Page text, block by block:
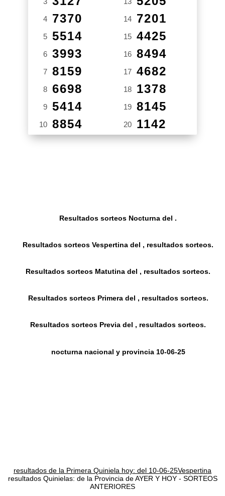
4 7370
5 5514
6 3993
7 8159
8 6698
9 5414
10 8854
14 7201
15 4425
16 8494
17 4682
18 1378
19 8145
20 1142
Resultados sorteos Nocturna del .
Resultados sorteos Vespertina del , resultados sorteos.
Resultados sorteos Matutina del , resultados sorteos.
Resultados sorteos Primera del , resultados sorteos.
Resultados sorteos Previa del , resultados sorteos.
nocturna nacional y provincia 10-06-25
resultados de la Primera Quiniela hoy: del 10-06-25Vespertina
resultados Quinielas: de la Provincia de AYER Y HOY - SORTEOS
ANTERIORES